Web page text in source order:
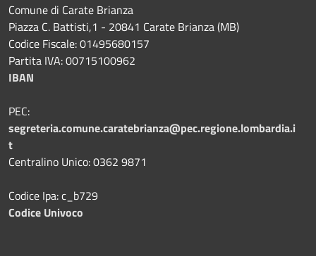
Comune di Carate Brianza
Piazza C. Battisti,1 - 20841 Carate Brianza (MB)
Codice Fiscale: 01495680157
Partita IVA: 00715100962
IBAN
PEC:
segreteria.comune.caratebrianza@pec.regione.lombardia.i
t
Centralino Unico: 0362 9871
Codice Ipa: c_b729
Codice Univoco